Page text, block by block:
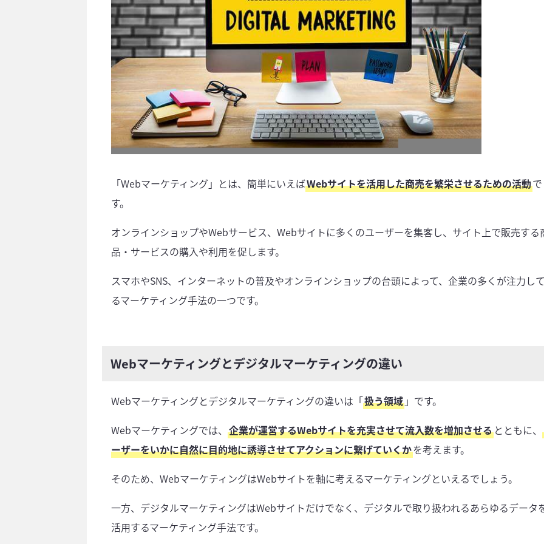
「Webマーケティング」とは、簡単にいえばWebサイトを活用した商売を繁栄させるための活動で
す。
オンラインショップやWebサービス、Webサイトに多くのユーザーを集客し、サイト上で販売する
品・サービスの購入や利用を促します。
スマホやSNS、インターネットの普及やオンラインショップの台頭によって、企業の多くが注力し
るマーケティング手法の一つです。
Webマーケティングとデジタルマーケティングの違い
Webマーケティングとデジタルマーケティングの違いは「扱う領域」です。
Webマーケティングでは、 企業が運営するWebサイトを充実させて流入数を増加させるとともに、
ーザーをいかに自然に目的地に誘導させてアクションに繋げていくかを考えます。
そのため、WebマーケティングはWebサイトを軸に考えるマーケティングといえるでしょう。
一方、デジタルマーケティングはWebサイトだけでなく、デジタルで取り扱われるあらゆるデータ
活用するマーケティング手法です。